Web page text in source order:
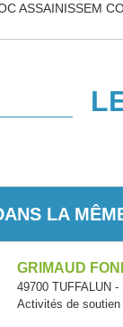
ASSAINISSEM
LA
GRIMAUD
49700 TUFFALUN
Activités de